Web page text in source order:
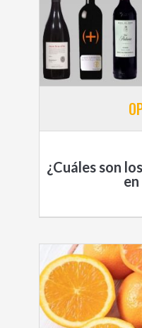
¿Cuáles son
en